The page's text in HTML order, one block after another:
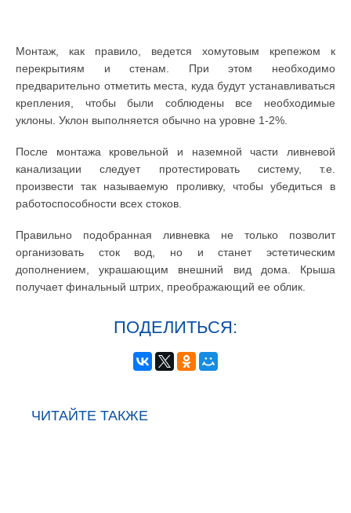
Монтаж, как правило, ведется хомутовым крепежом к
перекрытиям и стенам. При этом необходимо
предварительно отметить места, куда будут устанавливаться
крепления, чтобы были соблюдены все необходимые
уклоны. Уклон выполняется обычно на уровне 1-2%.
После монтажа кровельной и наземной части ливневой
канализации следует протестировать систему, т.е.
произвести так называемую проливку, чтобы убедиться в
работоспособности всех стоков.
Правильно подобранная ливневка не только позволит
организовать сток вод, но и станет эстетическим
дополнением, украшающим внешний вид дома. Крыша
получает финальный штрих, преображающий ее облик.
ПОДЕЛИТЬСЯ:
ЧИТАЙТЕ ТАКЖЕ